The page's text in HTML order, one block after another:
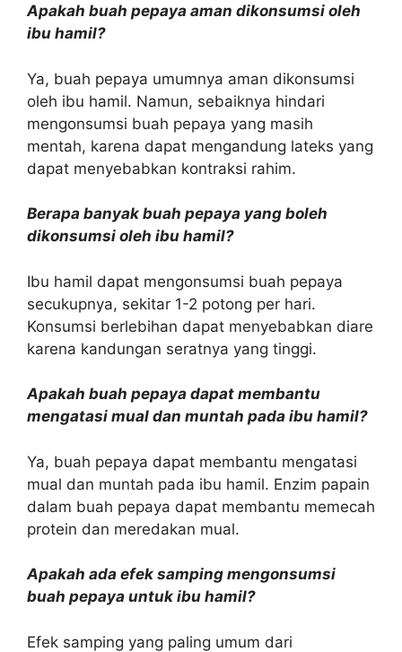
Apakah buah pepaya aman dikonsumsi oleh
ibu hamil?
Ya, buah pepaya umumnya aman dikonsumsi
oleh ibu hamil. Namun, sebaiknya hindari
mengonsumsi buah pepaya yang masih
mentah, karena dapat mengandung lateks yang
dapat menyebabkan kontraksi rahim.
Berapa banyak buah pepaya yang boleh
dikonsumsi oleh ibu hamil?
Ibu hamil dapat mengonsumsi buah pepaya
secukupnya, sekitar 1-2 potong per hari.
Konsumsi berlebihan dapat menyebabkan diare
karena kandungan seratnya yang tinggi.
Apakah buah pepaya dapat membantu
mengatasi mual dan muntah pada ibu hamil?
Ya, buah pepaya dapat membantu mengatasi
mual dan muntah pada ibu hamil. Enzim papain
dalam buah pepaya dapat membantu memecah
protein dan meredakan mual.
Apakah ada efek samping mengonsumsi
buah pepaya untuk ibu hamil?
Efek samping yang paling umum dari